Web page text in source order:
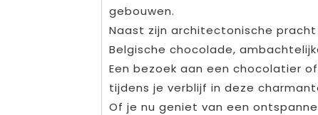
gebouwen.
Naast zijn architectonische
Belgische chocolade,
Een bezoek aan een chocolatier
tijdens je verblijf in deze
Of je nu geniet van een